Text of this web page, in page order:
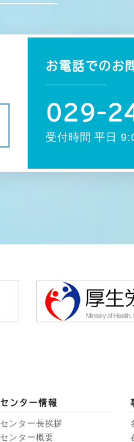
お電話でのお
029-
受付時間 平日
センター情報
センター長挨拶
センター概要